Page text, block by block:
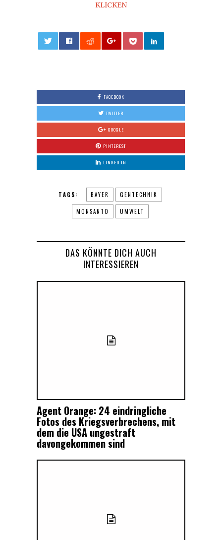
KLICKEN
FACEBOOK
TWITTER
GOOGLE
PINTEREST
LINKED IN
TAGS: BAYER GENTECHNIK
MONSANTO UMWELT
DAS KÖNNTE DICH AUCH
INTERESSIEREN
Agent Orange: 24 eindringliche
Fotos des Kriegsverbrechens, mit
dem die USA ungestraft
davongekommen sind